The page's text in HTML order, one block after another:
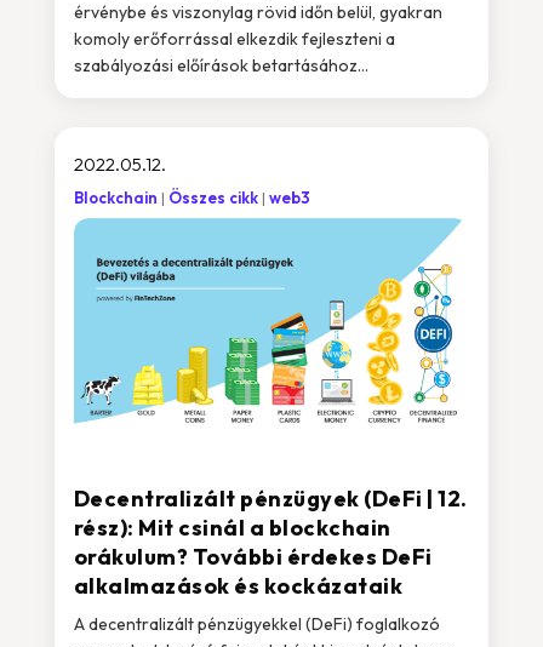
érvénybe és viszonylag rövid időn belül, gyakran
komoly erőforrással elkezdik fejleszteni a
szabályozási előírások betartásához...
Decentralizált pénzügyek (DeFi | 12.
rész): Mit csinál a blockchain
orákulum? További érdekes DeFi
alkalmazások és kockázataik
2022.05.12.
Blockchain Összes cikk web3
A decentralizált pénzügyekkel (DeFi) foglalkozó